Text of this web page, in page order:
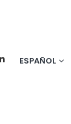
ESPAÑOL